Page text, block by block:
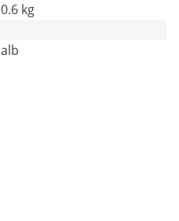
0.6 kg
alb